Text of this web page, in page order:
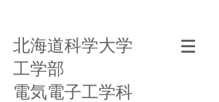
北海道科学大学
工学部
電気電子工学科